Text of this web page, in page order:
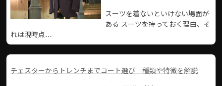
スーツを着ないといけない場面が
ある スーツを持っておく理由、そ
れは現時点…
チェスターからトレンチまでコート選び 種類や特徴を解説